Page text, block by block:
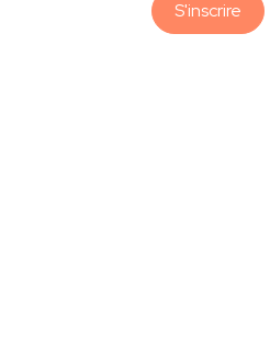
S'inscrire